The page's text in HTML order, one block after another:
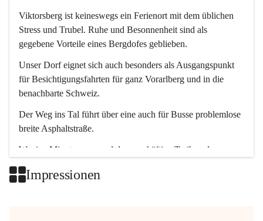
Viktorsberg ist keineswegs ein Ferienort mit dem üblichen
Stress und Trubel. Ruhe und Besonnenheit sind als
gegebene Vorteile eines Bergdofes geblieben.
Unser Dorf eignet sich auch besonders als Ausgangspunkt
für Besichtigungsfahrten für ganz Vorarlberg und in die
benachbarte Schweiz.
Der Weg ins Tal führt über eine auch für Busse problemlose
breite Asphaltstraße.
Wenige Minuten nur, und das geschäftige Treiben der
Impressionen